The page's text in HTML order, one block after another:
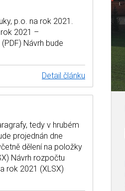
p.o. na rok 2021.
2021 –
Návrh bude
Detail článku
tedy v hrubém
projednán dne
dělení na položky
Návrh rozpočtu
rok 2021 (XLSX)